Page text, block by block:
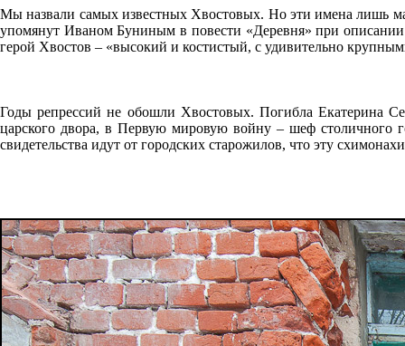
Мы назвали самых известных Хвостовых. Но эти имена лишь
упомянут Иваном Буниным в повести «Деревня» при описании
герой Хвостов – «высокий и костистый, с удивительно
Годы репрессий не обошли Хвостовых. Погибла Екатерина
царского двора, в Первую мировую войну – шеф столичного
свидетельства идут от городских старожилов, что эту